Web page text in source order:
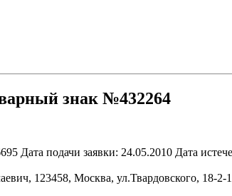
знак №432264
Дата подачи заявки: 24.05.2010 Дата
123458, Москва, ул.Твардовского, 18-2-